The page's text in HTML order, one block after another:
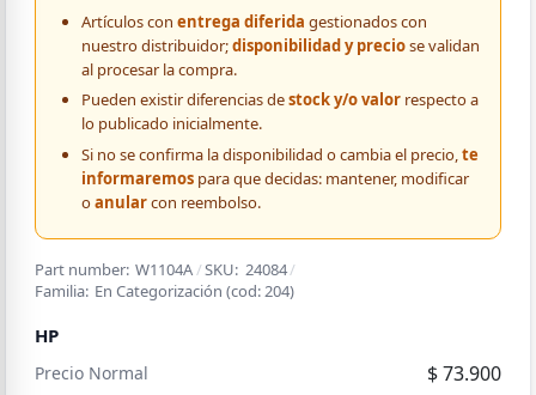
Artículos con entrega diferida gestionados con
nuestro distribuidor;disponibilidad y preciose validan
al procesar la compra.
Pueden existir diferencias destock y/o valorrespecto a
lo publicado inicialmente.
Si no se confirma la disponibilidad o cambia el precio,te
informaremospara que decidas: mantener, modificar
oanularcon reembolso.
Part number: W1104A /SKU: 24084/
Familia: En Categorización (cod: 204)
HP
Precio Normal $ 73.900